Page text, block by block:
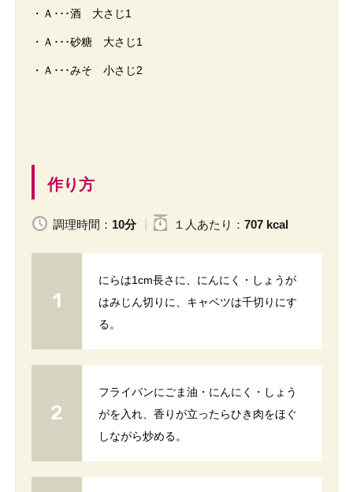
・Ａ･･･酒 大さじ1
・Ａ･･･砂糖 大さじ1
・Ａ･･･みそ 小さじ2
作り方
調理時間： 10分 １人 あたり ： 707 kcal
にらは1cm長さに、にんにく・しょうが
はみじん切りに、キャベツは千切りにす
る。
フライパンにごま油・にんにく・しょう
がを入れ、香りが立ったらひき肉をほぐ
しながら炒める。